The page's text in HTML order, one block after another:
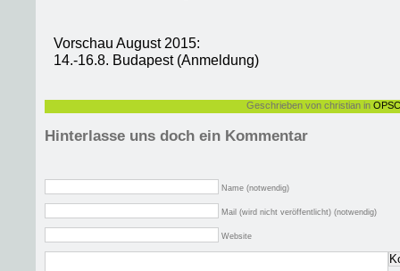
Vorschau August 2015:
14.-16.8. Budapest (Anmeldung)
Geschrieben von christian in
Hinterlasse uns doch ein Kommentar
Name (notwendig)
Mail (wird nicht veröffentlicht) (notwendig)
Website